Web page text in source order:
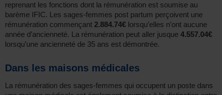
reprenant les fonctions dont la rémunération est soumise au
barème IFIC. Les sages-femmes post partum perçoivent une
rémunération commençant 2.884.74€ lorsqu’elles n’ont aucune
année d’ancienneté. La rémunération peut aller jusque 4.557.04€
lorsqu’une ancienneté de 35 ans est démontrée.
Dans les maisons médicales
La rémunération des sages-femmes qui occupent un poste dans